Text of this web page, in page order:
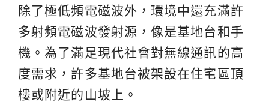
除了極低頻電磁波外，環境中還充滿許
多射頻電磁波發射源，像是基地台和手
機。為了滿足現代社會對無線通訊的高
度需求，許多基地台被架設在住宅區頂
樓或附近的山坡上。